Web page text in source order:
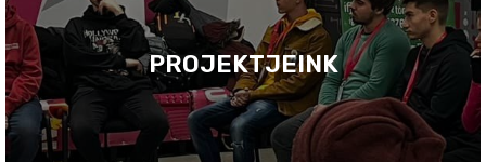
PROJEKTJEINK